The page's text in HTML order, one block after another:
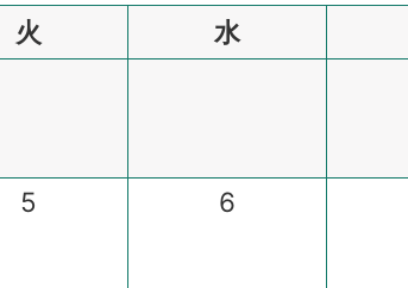
火 水
5 6